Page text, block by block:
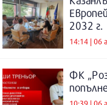
2032 г.
14:14 | 06
ФК
10:39 | 06